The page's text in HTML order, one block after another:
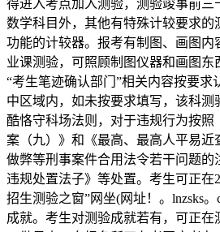
得进入考点加入测验，测验竣事前三
数学科目外，其他有特殊计较要求的
功能的计较器。报考有制图、画图内
业课测验，可照顾制图仪器和画图东
“考生笔迹确认部门”相关内容按要求
中区域内，如未按要求填写，该科测
酷恪守科场法则，对于违规行为按
案（九）》和《最高、最高人平易近
做弊等刑事案件合用法令若干问题的
违规处置法子》等处置。考生可正在
招生测验之窗”网坐(网址！。lnzsks
成就。考生对测验成就若有，可正